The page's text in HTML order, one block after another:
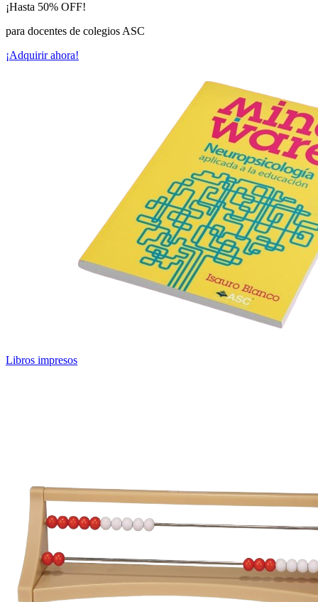
¡Hasta 50% OFF!
para docentes de colegios ASC
¡Adquirir ahora!
Libros impresos